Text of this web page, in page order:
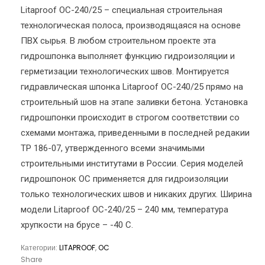
Litaproof OC-240/25 – специальная строительная
технологическая полоса, производящаяся на основе
ПВХ сырья. В любом строительном проекте эта
гидрошпонка выполняет функцию гидроизоляции и
герметизации технологических швов. Монтируется
гидравлическая шпонка Litaproof OC-240/25 прямо на
строительный шов на этапе заливки бетона. Установка
гидрошпонки происходит в строгом соответствии со
схемами монтажа, приведенными в последней редакии
ТР 186-07, утвержденного всеми значимыми
строительными институтами в России. Серия моделей
гидрошпонок OC применяется для гидроизоляции
только технологических швов и никаких других. Ширина
модели Litaproof OC-240/25 – 240 мм, температура
хрупкости на брусе – -40 С.
Категории: LITAPROOF,OC
Share